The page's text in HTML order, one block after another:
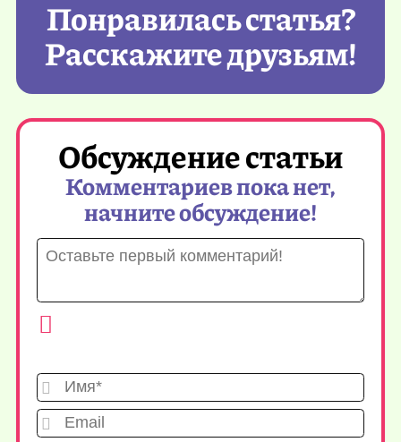
Понравилась статья?
Расскажите друзьям!
Обсуждение статьи
Комментариев пока нет,
начните обсуждение!
Имя*